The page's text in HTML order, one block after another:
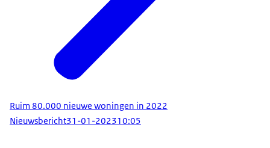
Ruim 80.000 nieuwe woningen in 2022
Nieuwsbericht31-01-202310:05